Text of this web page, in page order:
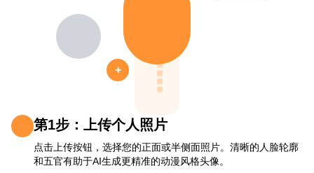
+
第1步：上传个人照片
点击上传按钮，选择您的正面或半侧面照片。清晰的人脸轮廓
和五官有助于AI生成更精准的动漫风格头像。